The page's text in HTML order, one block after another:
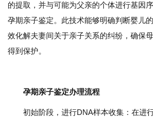
的提取，并与可能为父亲的个体进行基因
孕期亲子鉴定。此技术能够明确判断婴儿
效化解夫妻间关于亲子关系的纠纷，确保
得到保护。
孕期亲子鉴定办理流程
初始阶段，进行DNA样本收集：在进